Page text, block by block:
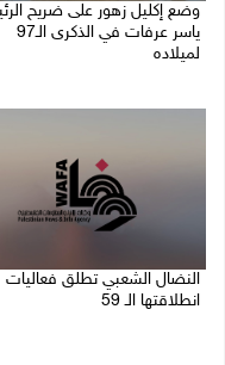
وضع إكليل زهور على ضريح
ياسر عرفات في الذكرى الـ97
لميلاده
النضال الشعبي تطلق فعاليات
انطلاقتها الـ 59